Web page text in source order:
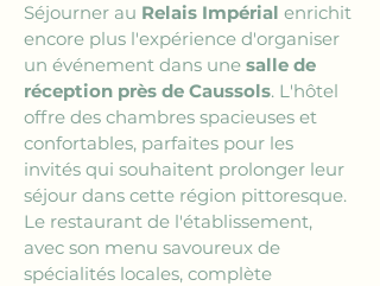
Séjourner au Relais Impérial enrichit
encore plus l'expérience d'organiser
un événement dans une salle de
réception près de Caussols. L'hôtel
offre des chambres spacieuses et
confortables, parfaites pour les
invités qui souhaitent prolonger leur
séjour dans cette région pittoresque.
Le restaurant de l'établissement,
avec son menu savoureux de
spécialités locales, complète